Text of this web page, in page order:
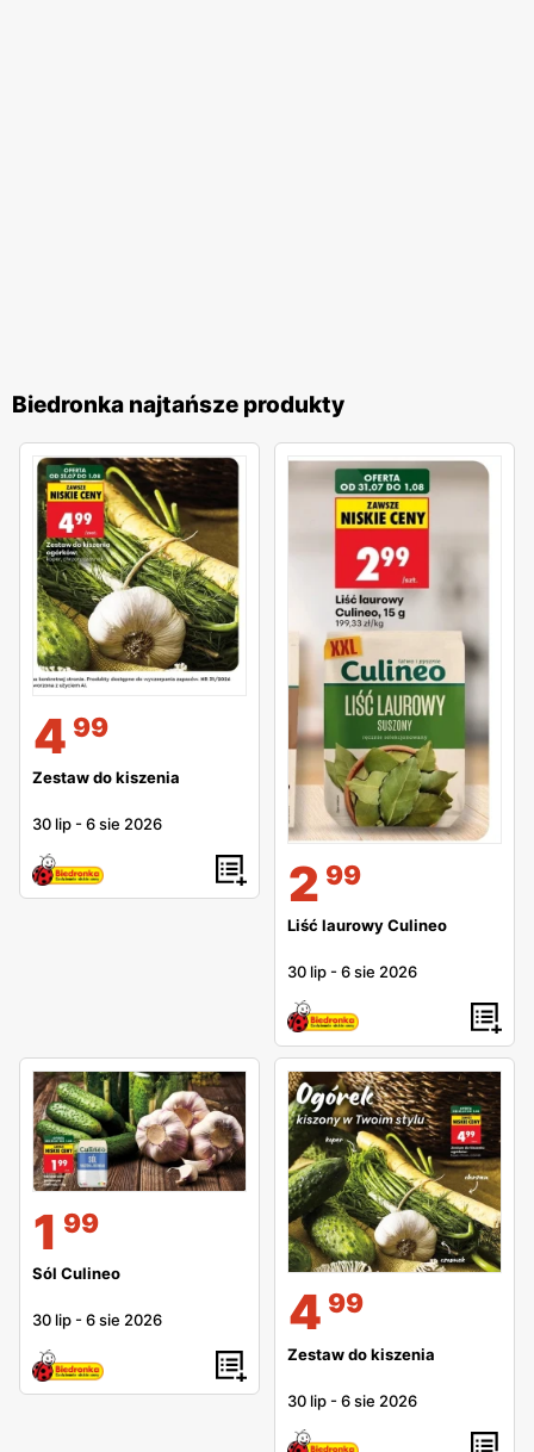
Biedronka najtańsze produkty
4 99
Zestaw do kiszenia
30 lip -6 sie 2026
2 99
Liść laurowy Culineo
30 lip -6 sie 2026
1 99
Sól Culineo
30 lip -6 sie 2026 4 99
Zestaw do kiszenia
30 lip -6 sie 2026